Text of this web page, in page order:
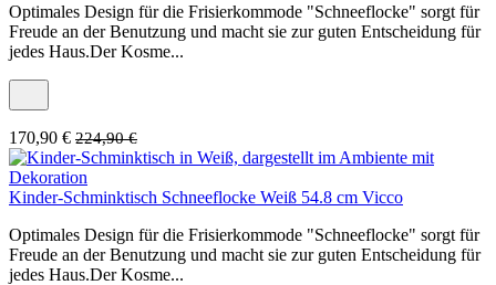
Optimales Design für die Frisierkommode "Schneeflocke" sorgt für
Freude an der Benutzung und macht sie zur guten Entscheidung für
jedes Haus.Der Kosme...
170,90 € 224,90 €
Kinder-Schminktisch Schneeflocke Weiß 54.8 cm Vicco
Optimales Design für die Frisierkommode "Schneeflocke" sorgt für
Freude an der Benutzung und macht sie zur guten Entscheidung für
jedes Haus.Der Kosme...